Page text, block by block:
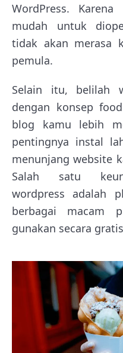
WordPress.
mudah untuk
tidak akan merasa
pemula.
Selain itu, belilah
dengan konsep
blog kamu lebih
pentingnya instal
menunjang website
Salah satu
wordpress adalah
berbagai macam
gunakan secara